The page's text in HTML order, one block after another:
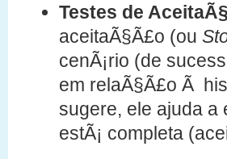
Testes de
aceitaÃ§Ã£o (ou
cenÃ¡rio (de
em relaÃ§Ã£o Ã
sugere, ele ajuda a
estÃ¡ completa